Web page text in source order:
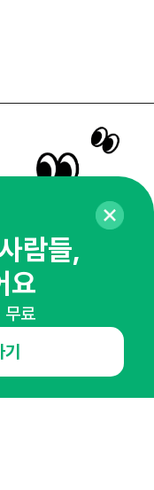
이터 신청
람들,
요
무료